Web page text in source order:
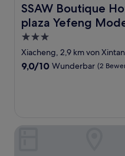
SSAW Boutique
plaza Yefeng
SSAW Boutique Hotel
3.0-
Sterne-
Unterkunft
Xiacheng, 2,9 km von
9.0
9,0/10 Wunderbar (2